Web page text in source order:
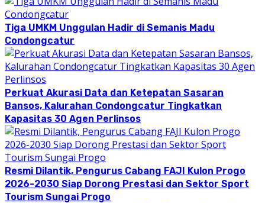
Tiga UMKM Unggulan Hadir di Semanis Madu
Condongcatur
Perkuat Akurasi Data dan Ketepatan Sasaran
Bansos, Kalurahan Condongcatur Tingkatkan
Kapasitas 30 Agen Perlinsos
Resmi Dilantik, Pengurus Cabang FAJI Kulon Progo
2026-2030 Siap Dorong Prestasi dan Sektor Sport
Tourism Sungai Progo